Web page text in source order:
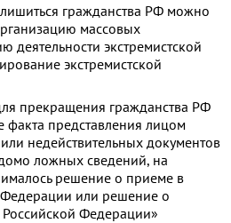
гражданства РФ можно
массовых
деятельности экстремистской
экстремистской
прекращения гражданства РФ
факта представления лицом
недействительных документов
ложных сведений, на
решение о приеме в
Федерации или решение о
Федерации»